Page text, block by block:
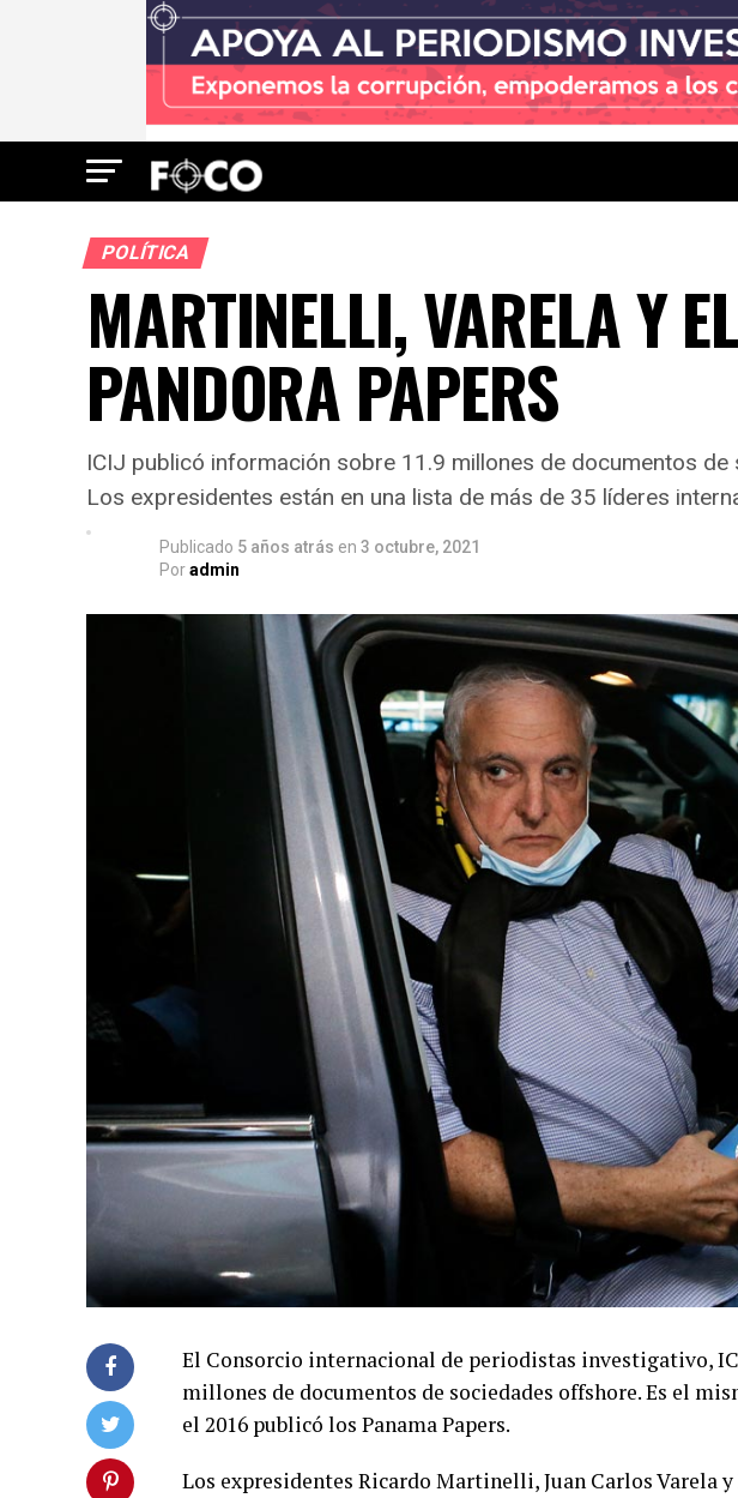
POLÍTICA
MARTINELLI, VARELA Y
PANDORA PAPERS
ICIJ publicó información sobre 11.9 millones de documentos
Los expresidentes están en una lista de más de 35 líderes
Publicado 5 años atrás en 3 octubre, 2021
Poradmin
El Consorcio internacional de periodistas investigativo,
millones de documentos de sociedades offshore. Es el
el 2016 publicó los Panama Papers.
Los expresidentes Ricardo Martinelli, Juan Carlos Varela